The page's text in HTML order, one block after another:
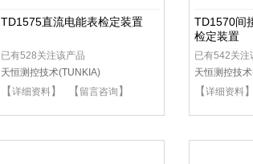
TD1575直流电能表检定装置
已有528关注该产品
天恒测控技术(TUNKIA)
【详细资料】 【 留言咨询 】
TD1570间
检定装置
已有542关注
天恒测控技
【详细资料